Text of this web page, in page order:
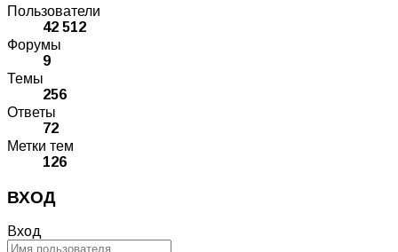
Пользователи
42 512
Форумы
9
Темы
256
Ответы
72
Метки тем
126
ВХОД
Вход